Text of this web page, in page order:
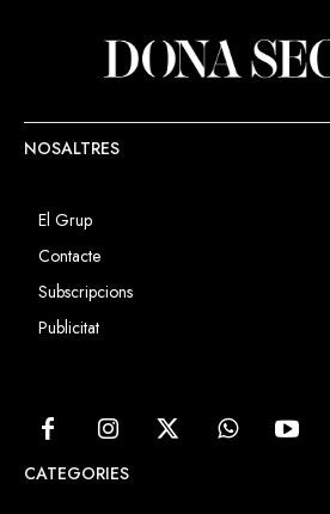
NOSALTRES
El Grup
Contacte
Subscripcions
Publicitat
CATEGORIES